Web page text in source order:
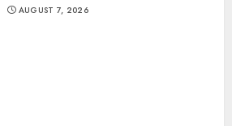
AUGUST 7, 2026